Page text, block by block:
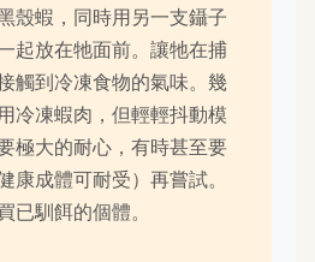
殼蝦，同時用另一支鑷子
起放在牠面前。讓牠在捕
觸到冷凍食物的氣味。幾
冷凍蝦肉，但輕輕抖動模
極大的耐心，有時甚至要
康成體可耐受）再嘗試。
已馴餌的個體。